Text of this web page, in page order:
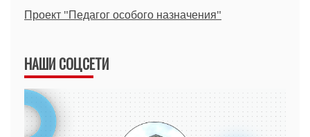
Проект "Педагог особого назначения"
НАШИ СОЦСЕТИ